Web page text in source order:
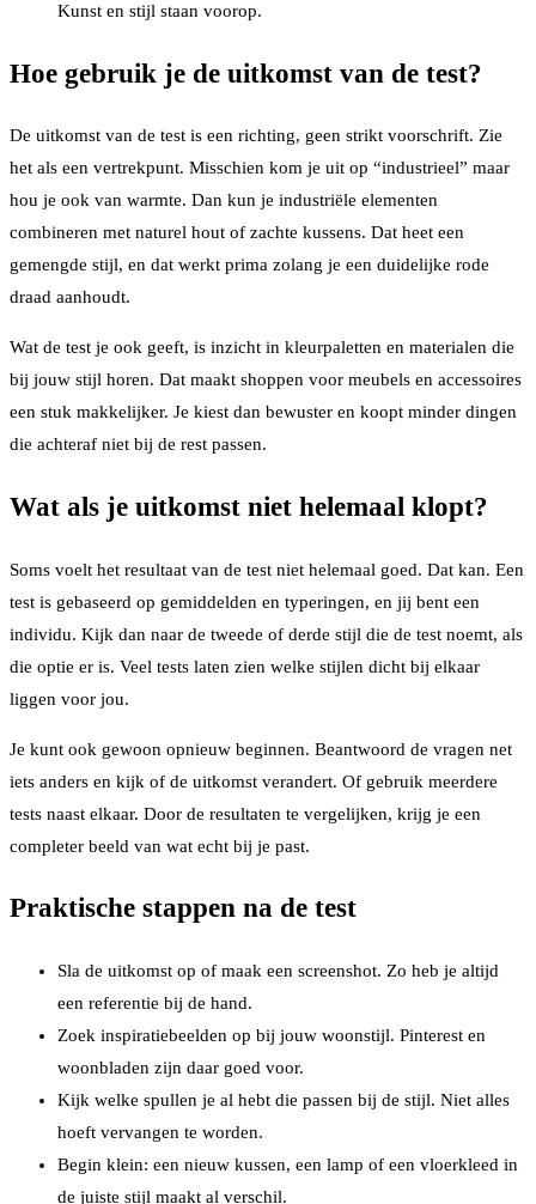
Kunst en stijl staan voorop.
Hoe gebruik je de uitkomst van de test?
De uitkomst van de test is een richting, geen strikt voorschrift. Zie
het als een vertrekpunt. Misschien kom je uit op “industrieel” maar
hou je ook van warmte. Dan kun je industriële elementen
combineren met naturel hout of zachte kussens. Dat heet een
gemengde stijl, en dat werkt prima zolang je een duidelijke rode
draad aanhoudt.
Wat de test je ook geeft, is inzicht in kleurpaletten en materialen die
bij jouw stijl horen. Dat maakt shoppen voor meubels en accessoires
een stuk makkelijker. Je kiest dan bewuster en koopt minder dingen
die achteraf niet bij de rest passen.
Wat als je uitkomst niet helemaal klopt?
Soms voelt het resultaat van de test niet helemaal goed. Dat kan. Een
test is gebaseerd op gemiddelden en typeringen, en jij bent een
individu. Kijk dan naar de tweede of derde stijl die de test noemt, als
die optie er is. Veel tests laten zien welke stijlen dicht bij elkaar
liggen voor jou.
Je kunt ook gewoon opnieuw beginnen. Beantwoord de vragen net
iets anders en kijk of de uitkomst verandert. Of gebruik meerdere
tests naast elkaar. Door de resultaten te vergelijken, krijg je een
completer beeld van wat echt bij je past.
Praktische stappen na de test
Sla de uitkomst op of maak een screenshot. Zo heb je altijd
een referentie bij de hand.
Zoek inspiratiebeelden op bij jouw woonstijl. Pinterest en
woonbladen zijn daar goed voor.
Kijk welke spullen je al hebt die passen bij de stijl. Niet alles
hoeft vervangen te worden.
Begin klein: een nieuw kussen, een lamp of een vloerkleed in
de juiste stijl maakt al verschil.